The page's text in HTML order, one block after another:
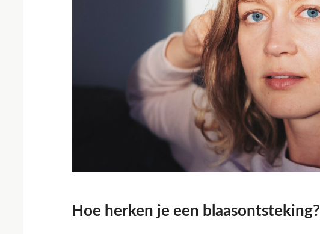
Hoe herken je een blaasontsteking?